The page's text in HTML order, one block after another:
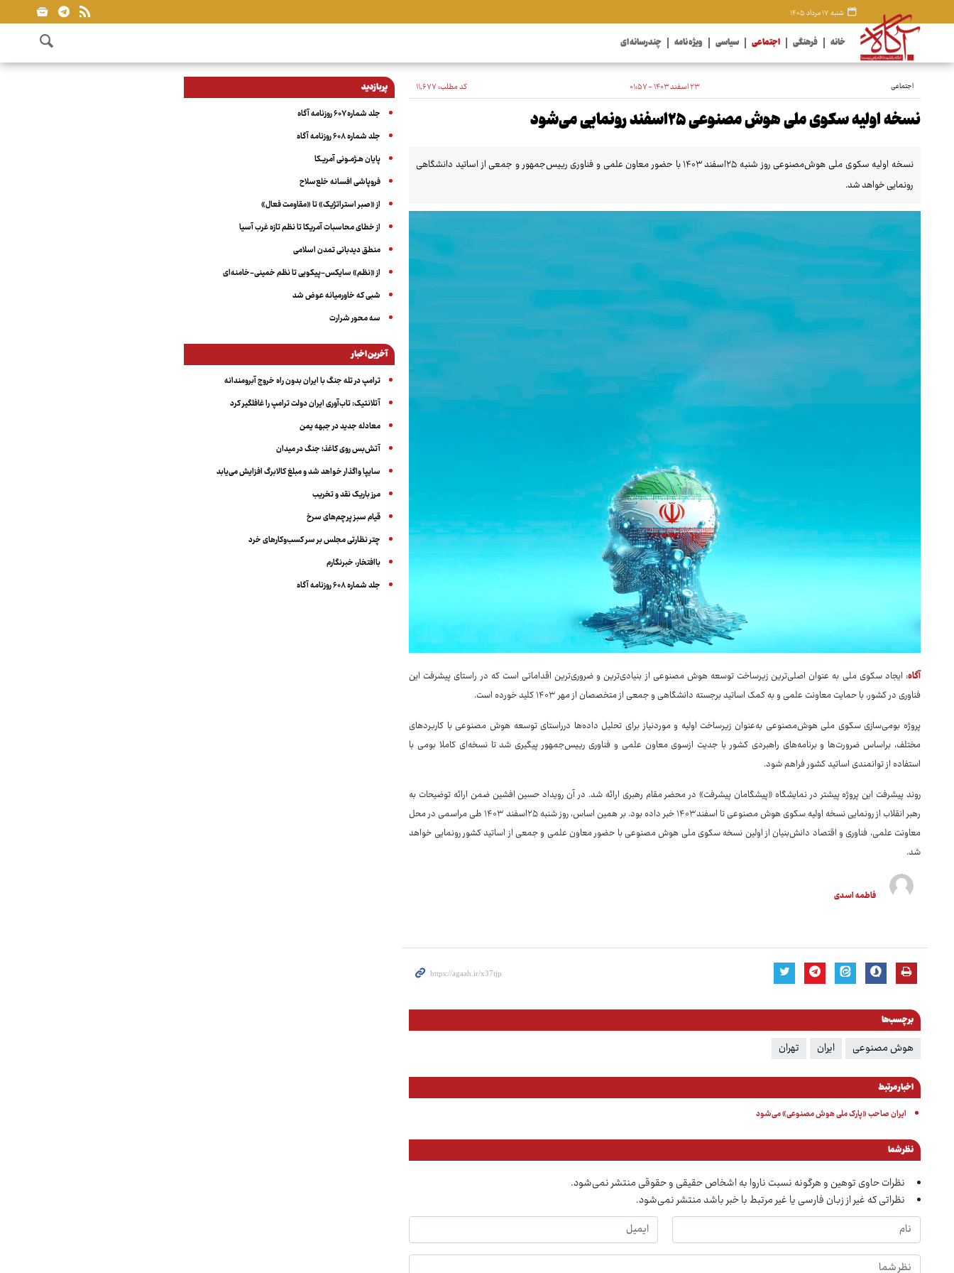
شنبه ۱۷ مرداد ۱۴۰۵
خانه فرهنگی اجتماعی سیاسی ویژه نامه چندرسانه ای
اجتماعی ۲۳ اسفند ۱۴۰۳ - ۰۱:۵۷ کد مطلب:۱۱٬۶۷۷
نسخه اولیه سکوی ملی هوش مصنوعی ۲۵اسفند رونمایی می‌شود
نسخه اولیه سکوی ملی هوش‌مصنوعی روز شنبه ۲۵اسفند ۱۴۰۳ با حضور معاون علمی و فناوری رییس‌جمهور و جمعی از اساتید دانشگاهی
رونمایی خواهد شد.
آگاه: ایجاد سکوی ملی به عنوان اصلی‌ترین زیرساخت توسعه هوش مصنوعی از بنیادی‌ترین و ضروری‌ترین اقداماتی است که در راستای پیشرفت این
فناوری در کشور، با حمایت معاونت علمی و به کمک اساتید برجسته دانشگاهی و جمعی از متخصصان از مهر ۱۴۰۳ کلید خورده است.
پروژه بومی‌سازی سکوی ملی هوش‌مصنوعی به‌عنوان زیرساخت اولیه و موردنیاز برای تحلیل داده‌ها درراستای توسعه هوش مصنوعی با کاربردهای
مختلف، براساس ضرورت‌ها و برنامه‌های راهبردی کشور با جدیت ازسوی معاون علمی و فناوری رییس‌جمهور پیگیری شد تا نسخه‌ای کاملا بومی با
استفاده از توانمندی اساتید کشور فراهم شود.
روند پیشرفت این پروژه پیشتر در نمایشگاه «پیشگامان پیشرفت» در محضر مقام رهبری ارائه شد. در آن رویداد حسین افشین ضمن ارائه توضیحات به
رهبر انقلاب از رونمایی نسخه اولیه سکوی هوش مصنوعی تا اسفند۱۴۰۳ خبر داده بود. بر همین اساس، روز شنبه ۲۵اسفند ۱۴۰۳ طی مراسمی در محل
معاونت علمی، فناوری و اقتصاد دانش‌بنیان از اولین نسخه سکوی ملی هوش مصنوعی با حضور معاون علمی و جمعی از اساتید کشور رونمایی خواهد
شد.
فاطمه اسدی
برچسب‌ها
هوش مصنوعی ایران تهران
اخبار مرتبط
ایران صاحب «پارک ملی هوش مصنوعی» می‌شود
نظر شما
نظرات حاوی توهین و هرگونه نسبت ناروا به اشخاص حقیقی و حقوقی منتشر نمی‌شود.
نظراتی که غیر از زبان فارسی یا غیر مرتبط با خبر باشد منتشر نمی‌شود.
پربازدید
جلد شماره ۶۰۷ روزنامه آگاه
جلد شماره ۶۰۸ روزنامه آگاه
پایان هـژمـونی آمریـکا
فروپاشی افسانه خلع‌سلاح
از «صبر استراتژیک» تا «مقاومت فعال»
از خطای محاسبات آمریکا تا نظم تازه غرب آسیا
منطق دیدبانی تمدن اسلامی
از «نظم» سایکس-پیکویی تا نظم خمینی-خامنه‌ای
شبی که خاورمیانه عوض شد
سه‌ محور شرارت
آخرین اخبار
ترامپ در تله جنگ با ایران بدون راه خروج آبرومندانه
آتلانتیک: تاب‌آوری ایران دولت ترامپ را غافلگیر کرد
معادله جدید در جبهه یمن
آتش‌بس روی کاغذ؛ جنگ در میدان
سایپا واگذار خواهد شد و مبلغ کالابرگ افزایش می‌یابد
مرز باریک نقد و تخریب
قیام سبز پرچم‌های سرخ
چتر نظارتی مجلس بر سر کسب‌وکارهای خرد
باافتخار، خبرنگارم
جلد شماره ۶۰۸ روزنامه آگاه